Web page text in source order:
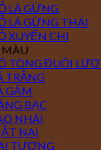
LÁ GỪNG
LÁ GỪNG THÁI
XUYẾN CHI
MÀU
TÒNG ĐUÔI
TRẮNG
GẤM
BẠC
NHÁI
NAI
TƯỢNG